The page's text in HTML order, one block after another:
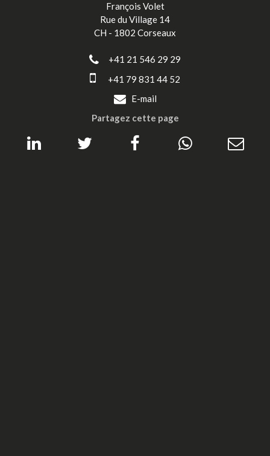
François Volet
Rue du Village 14
CH - 1802 Corseaux
+41 21 546 29 29
+41 79 831 44 52
E-mail
Partagez cette page